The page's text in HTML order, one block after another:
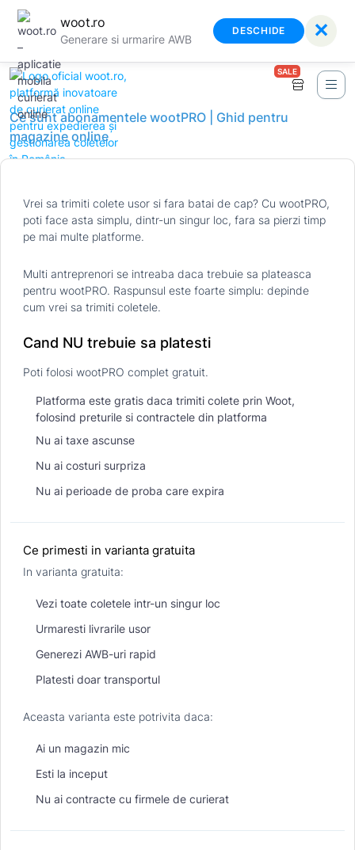
woot.ro
Generare si urmarire AWB
DESCHIDE ✕
SALE
Ce sunt abonamentele wootPRO | Ghid pentru
magazine online
Vrei sa trimiti colete usor si fara batai de cap? Cu wootPRO,
poti face asta simplu, dintr-un singur loc, fara sa pierzi timp
pe mai multe platforme.
Multi antreprenori se intreaba daca trebuie sa plateasca
pentru wootPRO. Raspunsul este foarte simplu: depinde
cum vrei sa trimiti coletele.
Cand NU trebuie sa platesti
Poti folosi wootPRO complet gratuit.
Platforma este gratis daca trimiti colete prin Woot,
folosind preturile si contractele din platforma
Nu ai taxe ascunse
Nu ai costuri surpriza
Nu ai perioade de proba care expira
Ce primesti in varianta gratuita
In varianta gratuita:
Vezi toate coletele intr-un singur loc
Urmaresti livrarile usor
Generezi AWB-uri rapid
Platesti doar transportul
Aceasta varianta este potrivita daca:
Ai un magazin mic
Esti la inceput
Nu ai contracte cu firmele de curierat